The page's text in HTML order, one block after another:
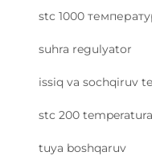
stc 1000
suhra regulyator
issiq va sochqiruv
stc 200
tuya boshqaruv